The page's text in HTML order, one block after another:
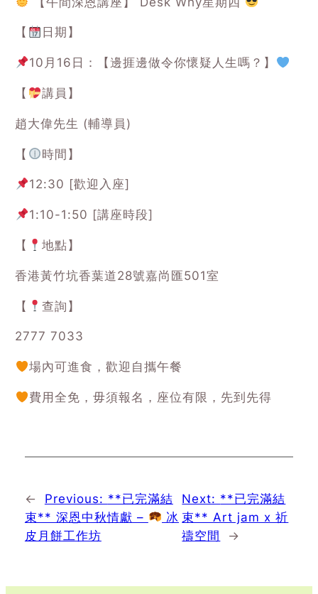
【 日期】
10月16日：【邊捱邊做令你懷疑人生嗎？】
【 講員】
趙大偉先生 (輔導員)
【 時間】
12:30 [歡迎入座]
1:10-1:50 [講座時段]
【 地點】
香港黃竹坑香葉道28號嘉尚匯501室
【 查詢】
2777 7033
場內可進食，歡迎自攜午餐
費用全免，毋須報名，座位有限，先到先得
← Previous: **已完滿結
束** 深恩中秋情獻 –
冰
皮月餅工作坊
Next: **已完滿結
束** Art jam x 祈
禱空間
→